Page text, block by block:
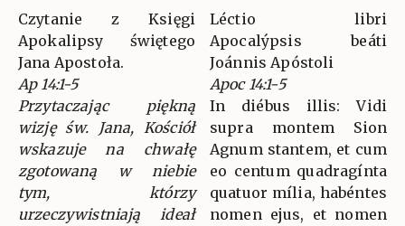
Czytanie z Księgi
Apokalipsy świętego
Jana Apostoła.
Ap 14:1-5
Przytaczając piękną
wizję św. Jana, Kościół
wskazuje na chwałę
zgotowaną w niebie
tym, którzy
urzeczywistniają ideał
Léctio libri
Apocalýpsis beáti
Joánnis Apóstoli
Apoc 14:1-5
In diébus illis: Vidi
supra montem Sion
Agnum stantem, et cum
eo centum quadragínta
quatuor mília, habéntes
nomen ejus, et nomen